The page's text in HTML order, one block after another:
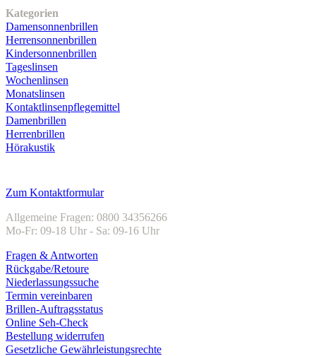
Kategorien
Damensonnenbrillen
Herrensonnenbrillen
Kindersonnenbrillen
Tageslinsen
Wochenlinsen
Monatslinsen
Kontaktlinsenpflegemittel
Damenbrillen
Herrenbrillen
Hörakustik
Zum Kontaktformular
Allgemeine Fragen: 0800 34356266
Mo-Fr: 09-18 Uhr - Sa: 09-16 Uhr
Fragen & Antworten
Rückgabe/Retoure
Niederlassungssuche
Termin vereinbaren
Brillen-Auftragsstatus
Online Seh-Check
Bestellung widerrufen
Gesetzliche Gewährleistungsrechte